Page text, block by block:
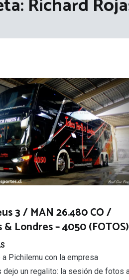
3 / MAN 26.480 CO /
& Londres – 4050 (FOTOS)
Pichilemu con la empresa
dejo un regalito: la sesión de fotos